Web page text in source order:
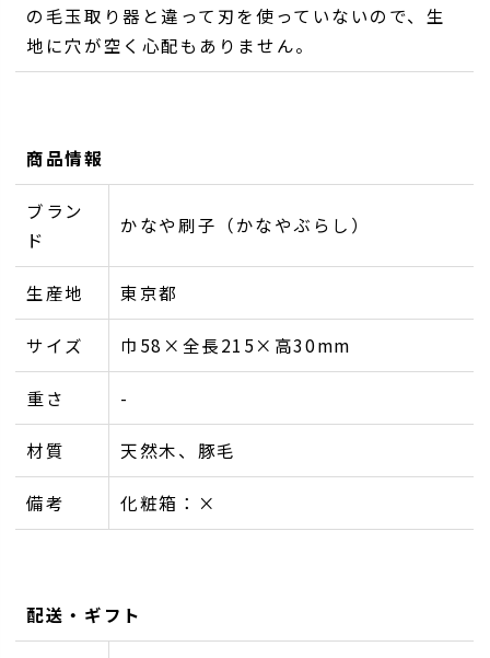
の毛玉取り器と違って刃を使っていないので、生
地に穴が空く心配もありません。
商品情報
ブラン
ド
かなや刷子（かなやぶらし）
生産地 東京都
サイズ 巾58×全長215×高30mm
重さ -
材質 天然木、豚毛
備考 化粧箱：×
配送・ギフト